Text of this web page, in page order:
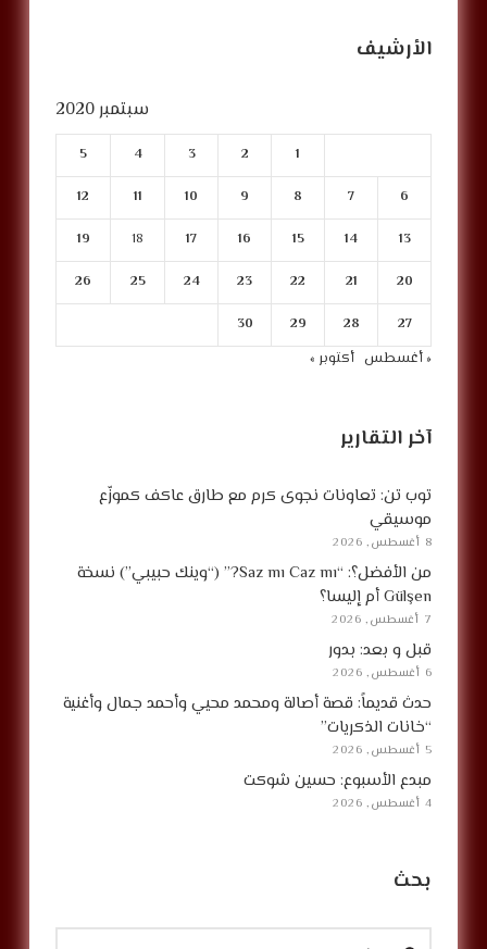
الأرشيف
سبتمبر 2020
1
2
3
4
5
6
7
8
9
10
11
12
13
14
15
16
17
18
19
20
21
22
23
24
25
26
27
28
29
30
« أغسطس أكتوبر »
آخر التقارير
توب تن: تعاونات نجوى كرم مع طارق عاكف كموزّع
موسيقي
8 أغسطس, 2026
من الأفضل؟: “Saz mı Caz mı?” (“وينك حبيبي”) نسخة
Gülşen أم إليسا؟
7 أغسطس, 2026
قبل و بعد: بدور
6 أغسطس, 2026
حدث قديماً: قصة أصالة ومحمد محيي وأحمد جمال وأغنية
“خانات الذكريات”
5 أغسطس, 2026
مبدع الأسبوع: حسين شوكت
4 أغسطس, 2026
بحث